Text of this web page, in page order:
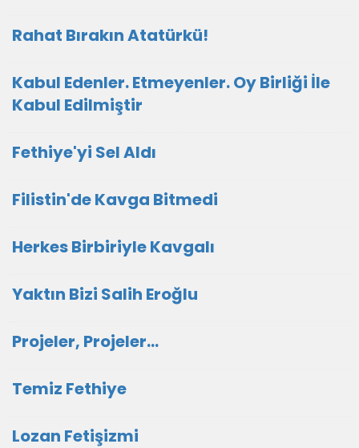
Rahat Bırakın Atatürkü!
Kabul Edenler. Etmeyenler. Oy Birliği İle
Kabul Edilmiştir
Fethiye'yi Sel Aldı
Filistin'de Kavga Bitmedi
Herkes Birbiriyle Kavgalı
Yaktın Bizi Salih Eroğlu
Projeler, Projeler...
Temiz Fethiye
Lozan Fetişizmi